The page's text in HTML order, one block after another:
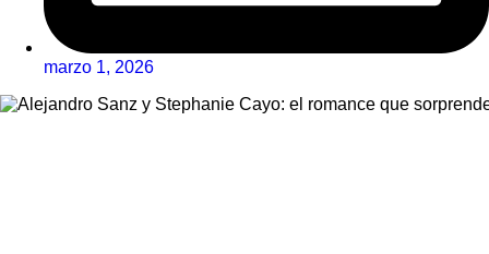
marzo 1, 2026